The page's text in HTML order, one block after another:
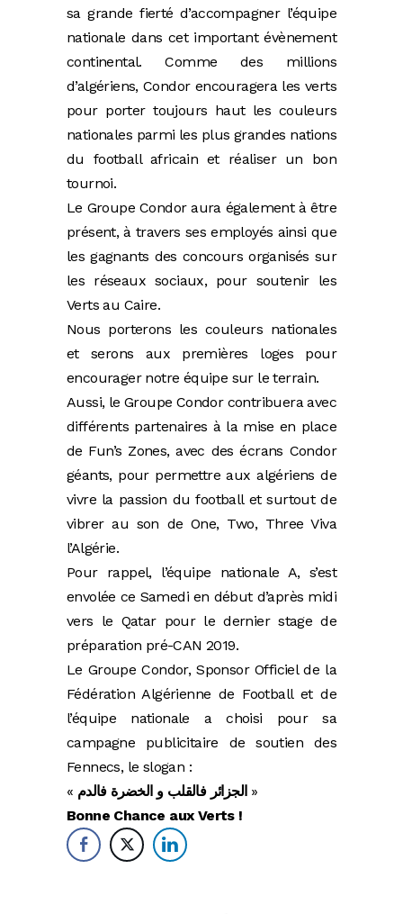
sa grande fierté d’accompagner l’équipe
nationale dans cet important évènement
continental. Comme des millions
d’algériens, Condor encouragera les verts
pour porter toujours haut les couleurs
nationales parmi les plus grandes nations
du football africain et réaliser un bon
tournoi.
Le Groupe Condor aura également à être
présent, à travers ses employés ainsi que
les gagnants des concours organisés sur
les réseaux sociaux, pour soutenir les
Verts au Caire.
Nous porterons les couleurs nationales
et serons aux premières loges pour
encourager notre équipe sur le terrain.
Aussi, le Groupe Condor contribuera avec
différents partenaires à la mise en place
de Fun’s Zones, avec des écrans Condor
géants, pour permettre aux algériens de
vivre la passion du football et surtout de
vibrer au son de One, Two, Three Viva
l’Algérie.
Pour rappel, l’équipe nationale A, s’est
envolée ce Samedi en début d’après midi
vers le Qatar pour le dernier stage de
préparation pré-CAN 2019.
Le Groupe Condor, Sponsor Officiel de la
Fédération Algérienne de Football et de
l’équipe nationale a choisi pour sa
campagne publicitaire de soutien des
Fennecs, le slogan :
« الجزائر فالقلب و الخضرة فالدم »
Bonne Chance aux Verts !